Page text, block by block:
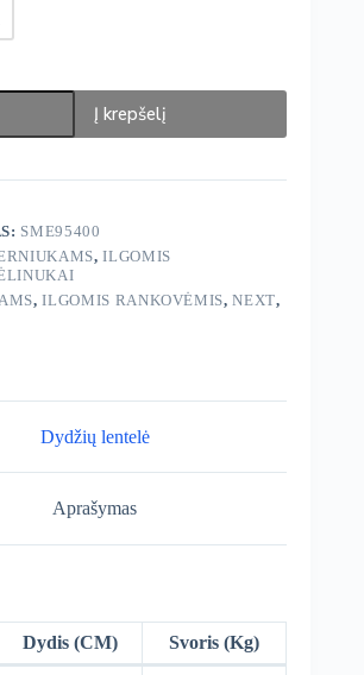
Į krepšelį
SME95400
,ILGOMIS
,ILGOMIS RANKOVĖMIS,NEXT,
Dydžių lentelė
Aprašymas
Dydis (CM) Svoris (Kg)